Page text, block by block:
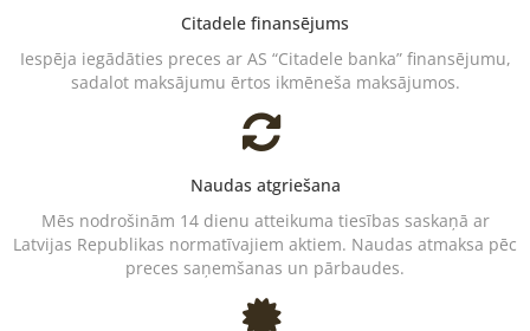
Citadele finansējums
Iespēja iegādāties preces ar AS “Citadele banka” finansējumu,
sadalot maksājumu ērtos ikmēneša maksājumos.
Naudas atgriešana
Mēs nodrošinām 14 dienu atteikuma tiesības saskaņā ar
Latvijas Republikas normatīvajiem aktiem. Naudas atmaksa pēc
preces saņemšanas un pārbaudes.